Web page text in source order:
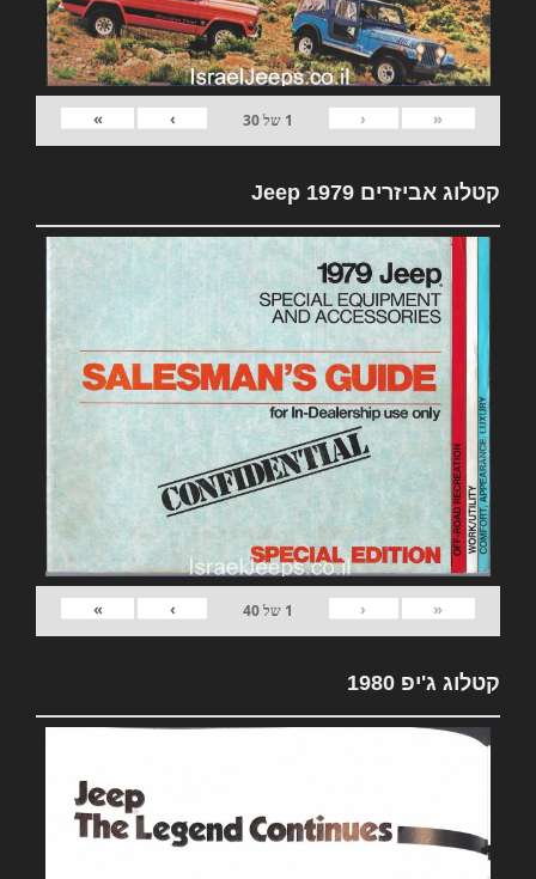
«
‹
1 של30
›
»
קטלוג אביזרים 1979 Jeep
«
‹
1 של40
›
»
קטלוג ג'יפ 1980